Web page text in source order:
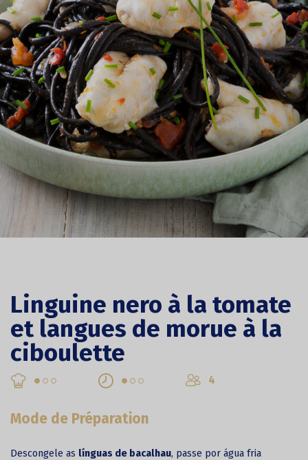
Linguine nero à la tomate
et langues de morue à la
ciboulette
4
Mode de Préparation
Descongele as línguas de bacalhau, passe por água fria